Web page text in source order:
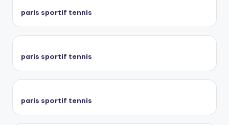
paris sportif tennis
paris sportif tennis
paris sportif tennis